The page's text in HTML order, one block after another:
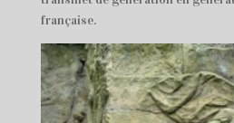
française.